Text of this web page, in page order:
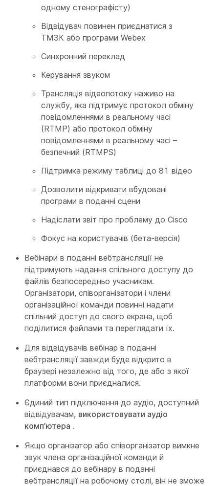
одному стенографісту)
Відвідувач повинен приєднатися з
ТМЗК або програми Webex
Синхронний переклад
Керування звуком
Трансляція відеопотоку наживо на
службу, яка підтримує протокол обміну
повідомленнями в реальному часі
(RTMP) або протокол обміну
повідомленнями в реальному часі –
безпечний (RTMPS)
Підтримка режиму таблиці до 81 відео
Дозволити відкривати вбудовані
програми в поданні сцени
Надіслати звіт про проблему до Cisco
Фокус на користувачів (бета-версія)
Вебінари в поданні вебтрансляції не
підтримують надання спільного доступу до
файлів безпосередньо учасникам.
Організатори, співорганізатори і члени
організаційної команди повинні надати
спільний доступ до свого екрана, щоб
поділитися файлами та переглядати їх.
Для відвідувачів вебінар в поданні
вебтрансляції завжди буде відкрито в
браузері незалежно від того, де або з якої
платформи вони приєдналися.
Єдиний тип підключення до аудіо, доступний
відвідувачам, використовувати аудіо
комп’ютера .
Якщо організатор або співорганізатор вимкне
звук члена організаційної команди й
приєднався до вебінару в поданні
вебтрансляції на робочому столі, він не зможе